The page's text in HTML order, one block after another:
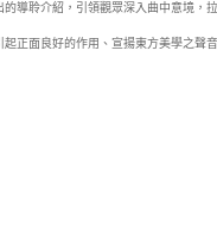
導聆介紹，引領觀眾深入曲中意境，
正面良好的作用、宣揚東方美學之聲音